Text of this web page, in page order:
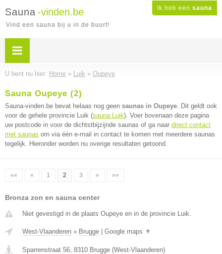
Ik heb een sauna
Sauna -vinden.be
Vind een sauna bij u in de buurt!
U bent nu hier: Home » Luik » Oupeye
Sauna Oupeye (2)
Sauna-vinden.be bevat helaas nog geen saunas in Oupeye. Dit geldt ook
voor de gehele provincie Luik (sauna Luik). Voer bovenaan deze pagina
uw postcode in voor de dichtstbijzijnde saunas of ga naar direct contact
met saunas om via één e-mail in contact te komen met meerdere saunas
tegelijk. Hieronder worden nu overige resultaten getoond.
«« « 1 2 3 » »»
Bronza zon en sauna center
Niet gevestigd in de plaats Oupeye en in de provincie Luik.
West-Vlaanderen » Brugge Google maps ▼
Sparrenstraat 56, 8310 Brugge (West-Vlaanderen)